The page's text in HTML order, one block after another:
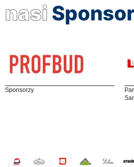
nasi
Sponsorzy